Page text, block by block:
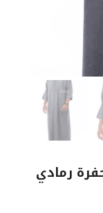
رمادي